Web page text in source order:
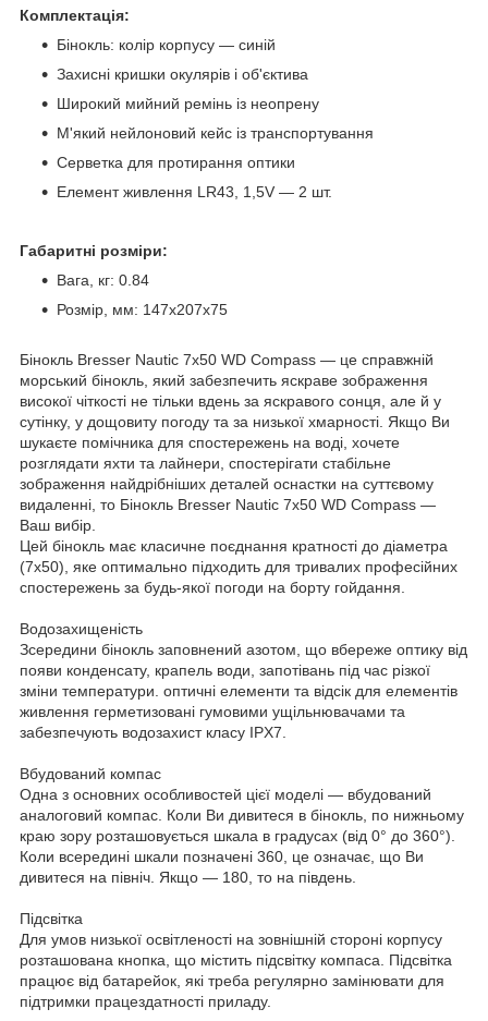
Комплектація:
Бінокль: колір корпусу — синій
Захисні кришки окулярів і об'єктива
Широкий мийний ремінь із неопрену
М'який нейлоновий кейс із транспортування
Серветка для протирання оптики
Елемент живлення LR43, 1,5V — 2 шт.
Габаритні розміри:
Вага, кг: 0.84
Розмір, мм: 147x207x75
Бінокль Bresser Nautic 7x50 WD Compass — це справжній
морський бінокль, який забезпечить яскраве зображення
високої чіткості не тільки вдень за яскравого сонця, але й у
сутінку, у дощовиту погоду та за низької хмарності. Якщо Ви
шукаєте помічника для спостережень на воді, хочете
розглядати яхти та лайнери, спостерігати стабільне
зображення найдрібніших деталей оснастки на суттєвому
видаленні, то Бінокль Bresser Nautic 7x50 WD Compass —
Ваш вибір.
Цей бінокль має класичне поєднання кратності до діаметра
(7х50), яке оптимально підходить для тривалих професійних
спостережень за будь-якої погоди на борту гойдання.
Водозахищеність
Зсередини бінокль заповнений азотом, що вбереже оптику від
появи конденсату, крапель води, запотівань під час різкої
зміни температури. оптичні елементи та відсік для елементів
живлення герметизовані гумовими ущільнювачами та
забезпечують водозахист класу IPX7.
Вбудований компас
Одна з основних особливостей цієї моделі — вбудований
аналоговий компас. Коли Ви дивитеся в бінокль, по нижньому
краю зору розташовується шкала в градусах (від 0° до 360°).
Коли всередині шкали позначені 360, це означає, що Ви
дивитеся на північ. Якщо — 180, то на південь.
Підсвітка
Для умов низької освітленості на зовнішній стороні корпусу
розташована кнопка, що містить підсвітку компаса. Підсвітка
працює від батарейок, які треба регулярно замінювати для
підтримки працездатності приладу.